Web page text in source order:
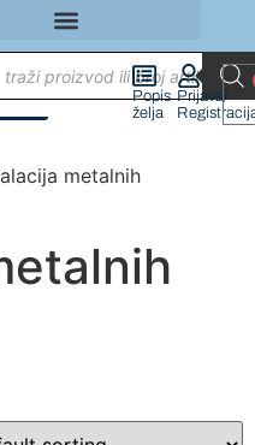
Popis
želja
Prijava/
metalnih